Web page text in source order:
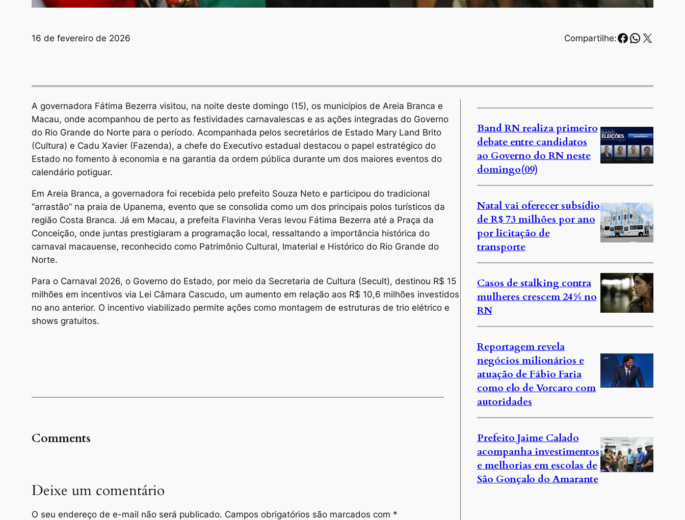
16 de fevereiro de 2026 Compartilhe:Facebook
X
A governadora Fátima Bezerra visitou, na noite deste domingo (15), os municípios de Areia Branca e
Macau, onde acompanhou de perto as festividades carnavalescas e as ações integradas do Governo
do Rio Grande do Norte para o período. Acompanhada pelos secretários de Estado Mary Land Brito
(Cultura) e Cadu Xavier (Fazenda), a chefe do Executivo estadual destacou o papel estratégico do
Estado no fomento à economia e na garantia da ordem pública durante um dos maiores eventos do
calendário potiguar.
Em Areia Branca, a governadora foi recebida pelo prefeito Souza Neto e participou do tradicional
“arrastão” na praia de Upanema, evento que se consolida como um dos principais polos turísticos da
região Costa Branca. Já em Macau, a prefeita Flavinha Veras levou Fátima Bezerra até a Praça da
Conceição, onde juntas prestigiaram a programação local, ressaltando a importância histórica do
carnaval macauense, reconhecido como Patrimônio Cultural, Imaterial e Histórico do Rio Grande do
Norte.
Para o Carnaval 2026, o Governo do Estado, por meio da Secretaria de Cultura (Secult), destinou R$ 15
milhões em incentivos via Lei Câmara Cascudo, um aumento em relação aos R$ 10,6 milhões investidos
no ano anterior. O incentivo viabilizado permite ações como montagem de estruturas de trio elétrico e
shows gratuitos.
Comments
Deixe um comentário
O seu endereço de e-mail não será publicado. Campos obrigatórios são marcados com *
Band RN realiza primeiro
debate entre candidatos
ao Governo do RN neste
domingo(09)
Natal vai oferecer subsídio
de R$ 73 milhões por ano
por licitação de
transporte
Casos de stalking contra
mulheres crescem 24% no
RN
Reportagem revela
negócios milionários e
atuação de Fábio Faria
como elo de Vorcaro com
autoridades
Prefeito Jaime Calado
acompanha investimentos
e melhorias em escolas de
São Gonçalo do Amarante